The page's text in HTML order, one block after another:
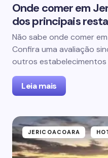
Onde comer em
dos principais
Não sabe onde comer
Confira uma avaliação
outros estabelecimentos
Leia mais
JERICOACOARA